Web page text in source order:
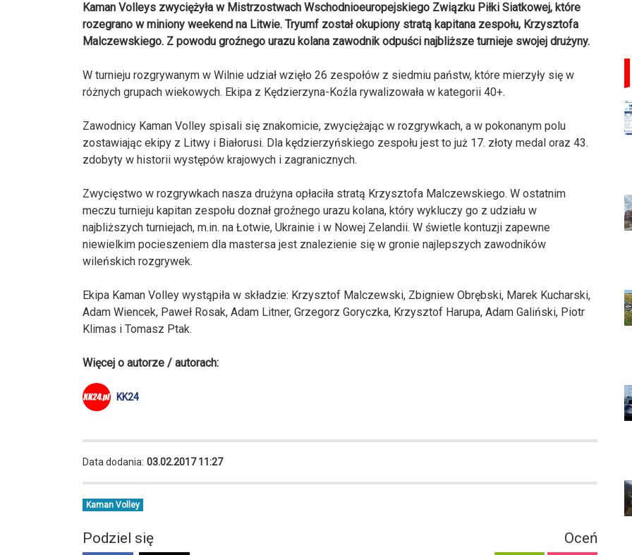
Kaman Volleys zwyciężyła w Mistrzostwach Wschodnioeuropejskiego Związku Piłki Siatkowej, które
rozegrano w miniony weekend na Litwie. Tryumf został okupiony stratą kapitana zespołu, Krzysztofa
Malczewskiego. Z powodu groźnego urazu kolana zawodnik odpuści najbliższe turnieje swojej drużyny.
W turnieju rozgrywanym w Wilnie udział wzięło 26 zespołów z siedmiu państw, które mierzyły się w
różnych grupach wiekowych. Ekipa z Kędzierzyna-Koźla rywalizowała w kategorii 40+.
Zawodnicy Kaman Volley spisali się znakomicie, zwyciężając w rozgrywkach, a w pokonanym polu
zostawiając ekipy z Litwy i Białorusi. Dla kędzierzyńskiego zespołu jest to już 17. złoty medal oraz 43.
zdobyty w historii występów krajowych i zagranicznych.
Zwycięstwo w rozgrywkach nasza drużyna opłaciła stratą Krzysztofa Malczewskiego. W ostatnim
meczu turnieju kapitan zespołu doznał groźnego urazu kolana, który wykluczy go z udziału w
najbliższych turniejach, m.in. na Łotwie, Ukrainie i w Nowej Zelandii. W świetle kontuzji zapewne
niewielkim pocieszeniem dla mastersa jest znalezienie się w gronie najlepszych zawodników
wileńskich rozgrywek.
Ekipa Kaman Volley wystąpiła w składzie: Krzysztof Malczewski, Zbigniew Obrębski, Marek Kucharski,
Adam Wiencek, Paweł Rosak, Adam Litner, Grzegorz Goryczka, Krzysztof Harupa, Adam Galiński, Piotr
Klimas i Tomasz Ptak.
Więcej o autorze / autorach:
KK24
Data dodania: 03.02.2017 11:27
Kaman Volley
Podziel się Oceń